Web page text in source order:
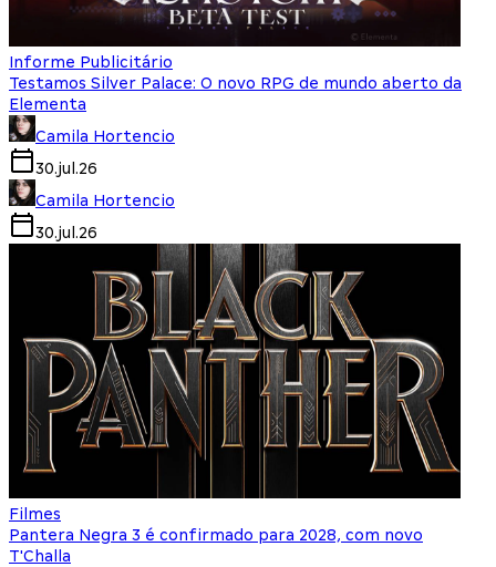
Informe Publicitário
Testamos Silver Palace: O novo RPG de mundo aberto da
Elementa
Camila Hortencio
30.jul.26
Camila Hortencio
30.jul.26
Filmes
Pantera Negra 3 é confirmado para 2028, com novo
T'Challa